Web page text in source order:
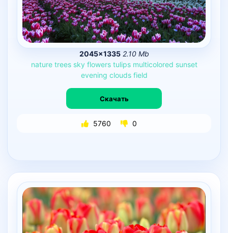
2045×1335 2.10 Mb
nature trees sky flowers tulips multicolored sunset
evening clouds field
Скачать
5760 0